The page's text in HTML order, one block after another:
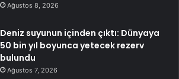
Ağustos 8, 2026
Deniz suyunun içinden çıktı: Dünyaya
50 bin yıl boyunca yetecek rezerv
bulundu
Ağustos 7, 2026